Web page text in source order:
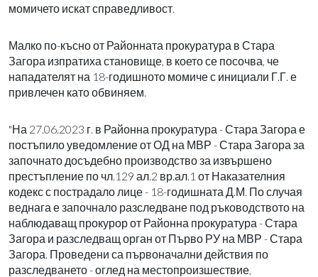
момичето искат справедливост.
Малко по-късно от Районната прокуратура в Стара
Загора изпратиха становище, в което се посочва, че
нападателят на 18-годишното момиче с инициали Г.Г. е
привлечен като обвиняем.
"На 27.06.2023 г. в Районна прокуратура - Стара Загора е
постъпило уведомление от ОД на МВР - Стара Загора за
започнато досъдебно производство за извършено
престъпление по чл.129 ал.2 вр.ал.1 от Наказателния
кодекс с пострадало лице - 18-годишната Д.М. По случая
веднага е започнало разследване под ръководството на
наблюдаващ прокурор от Районна прокуратура - Стара
Загора и разследващ орган от Първо РУ на МВР - Стара
Загора. Проведени са първоначални действия по
разследването - оглед на местопроизшествие,